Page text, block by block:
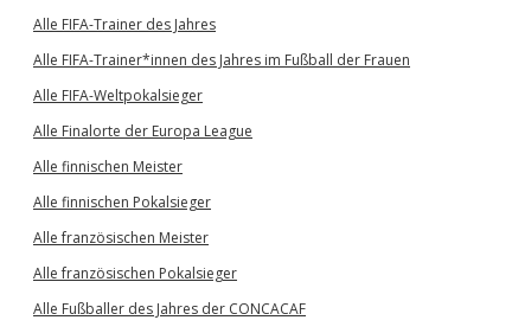
Alle FIFA-Trainer des Jahres
Alle FIFA-Trainer*innen des Jahres im Fußball der Frauen
Alle FIFA-Weltpokalsieger
Alle Finalorte der Europa League
Alle finnischen Meister
Alle finnischen Pokalsieger
Alle französischen Meister
Alle französischen Pokalsieger
Alle Fußballer des Jahres der CONCACAF